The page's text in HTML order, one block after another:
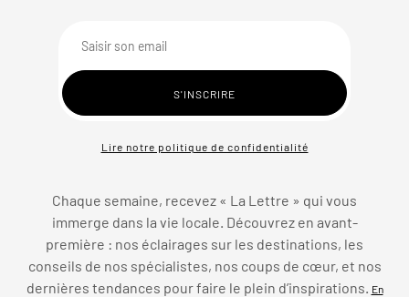
Lire notre politique de confidentialité
Chaque semaine, recevez « La Lettre » qui vous
immerge dans la vie locale. Découvrez en avant-
première : nos éclairages sur les destinations, les
conseils de nos spécialistes, nos coups de cœur, et nos
dernières tendances pour faire le plein d’inspirations.
En